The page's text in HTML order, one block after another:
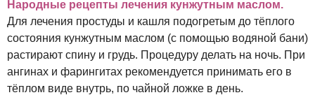
Народные рецепты лечения кунжутным маслом.
Для лечения простуды и кашля подогретым до тёплого
состояния кунжутным маслом (с помощью водяной бани)
растирают спину и грудь. Процедуру делать на ночь. При
ангинах и фарингитах рекомендуется принимать его в
тёплом виде внутрь, по чайной ложке в день.